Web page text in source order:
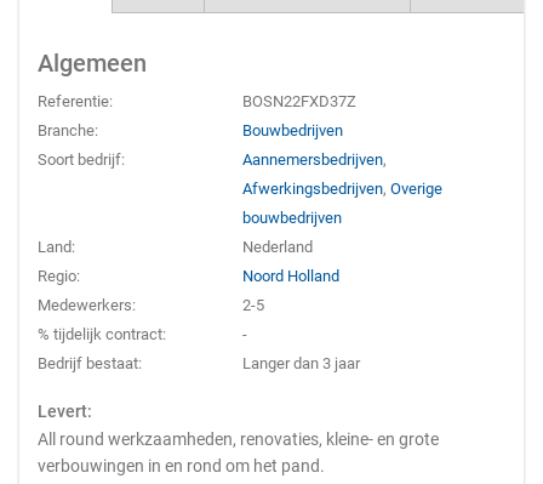
Algemeen
Referentie:
BOSN22FXD37Z
Branche:
Bouwbedrijven
Soort bedrijf:
Aannemersbedrijven,
Afwerkingsbedrijven,Overige
bouwbedrijven
Land:
Nederland
Regio:
Noord Holland
Medewerkers:
2-5
% tijdelijk contract:
-
Bedrijf bestaat:
Langer dan 3 jaar
Levert:
All round werkzaamheden, renovaties, kleine- en grote
verbouwingen in en rond om het pand.